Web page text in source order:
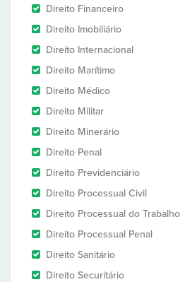
Direito Financeiro
Direito Imobiliário
Direito Internacional
Direito Marítimo
Direito Médico
Direito Militar
Direito Minerário
Direito Penal
Direito Previdenciário
Direito Processual Civil
Direito Processual do Trabalho
Direito Processual Penal
Direito Sanitário
Direito Securitário